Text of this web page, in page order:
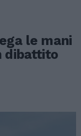
le mani
dibattito